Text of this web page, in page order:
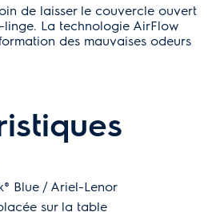
de laisser le couvercle ouvert
La technologie AirFlow
des mauvaises odeurs
Blue / Ariel-Lenor
sur la table